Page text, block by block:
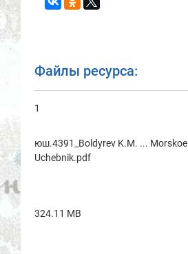
Файлы ресурса:
1
юш.4391_Boldyrev K.M. ...
Uchebnik.pdf
324.11 MB